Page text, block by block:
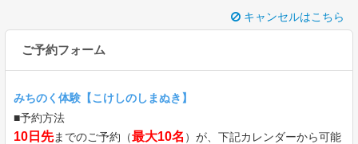
キャンセルはこちら
ご予約フォーム
みちのく体験【こけしのしまぬき】
■予約方法
10日先までのご予約（最大10名 ）が、下記カレンダーから可能